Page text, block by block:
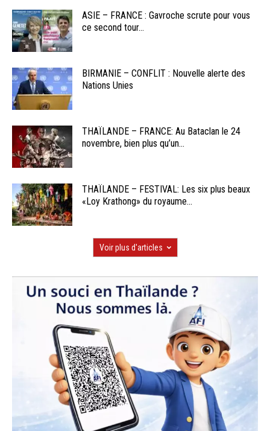
ASIE – FRANCE : Gavroche scrute pour vous
ce second tour...
BIRMANIE – CONFLIT : Nouvelle alerte des
Nations Unies
THAÏLANDE – FRANCE: Au Bataclan le 24
novembre, bien plus qu’un...
THAÏLANDE – FESTIVAL: Les six plus beaux
«Loy Krathong» du royaume...
Voir plus d'articles